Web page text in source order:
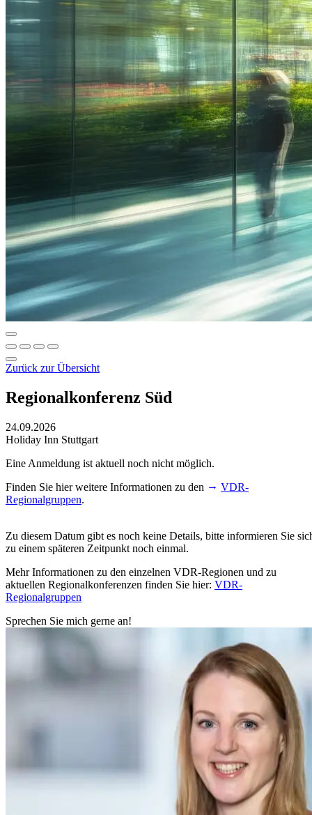
Zurück zur Übersicht
Regionalkonferenz Süd
24.09.2026
Holiday Inn Stuttgart
Eine Anmeldung ist aktuell noch nicht möglich.
Finden Sie hier weitere Informationen zu den
VDR-
Regionalgruppen.
Zu diesem Datum gibt es noch keine Details, bitte informieren Sie
zu einem späteren Zeitpunkt noch einmal.
Mehr Informationen zu den einzelnen VDR-Regionen und zu
aktuellen Regionalkonferenzen finden Sie hier: VDR-
Regionalgruppen
Sprechen Sie mich gerne an!